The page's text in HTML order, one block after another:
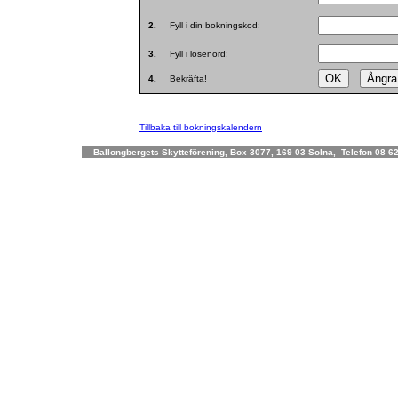
2. Fyll i din bokningskod:
3. Fyll i lösenord:
4. Bekräfta!
Tillbaka till bokningskalendern
Ballongbergets Skytteförening, Box 3077, 169 03 Solna, Telefon 08